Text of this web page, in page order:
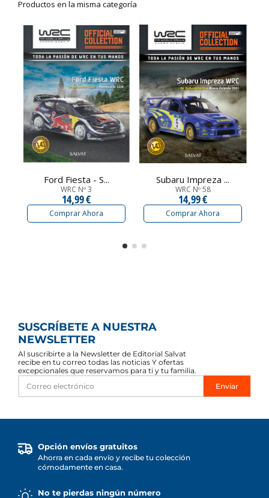
Productos en la misma categoría
Ford Fiesta - S...
WRC Nº 3
14,99 €
Comprar Ahora
Subaru Impreza ...
WRC Nº 58
14,99 €
Comprar Ahora
SUSCRÍBETE A NUESTRA
NEWSLETTER
Al suscribirte a la Newsletter de Editorial Salvat
recibe en tu correo todas las noticias Y ofertas
excepcionales que reservamos para ti y tu familia.
Enviar
Opción envíos gratuitos
Ahorra en cada envío y recibe tu colección
cómodamente en casa.
No te pierdas ningún número